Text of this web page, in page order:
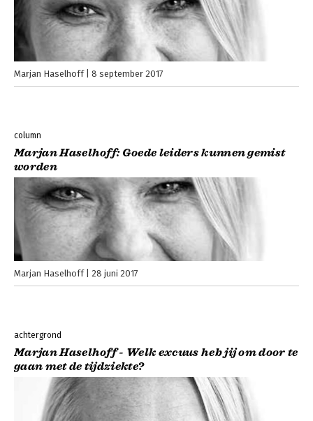
Marjan Haselhoff 8 september 2017
column
Marjan Haselhoff: Goede leiders kunnen gemist
worden
Marjan Haselhoff 28 juni 2017
achtergrond
Marjan Haselhoff - Welk excuus heb jij om door te
gaan met de tijdziekte?